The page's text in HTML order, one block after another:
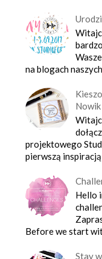
na blogach
Nowik
projektowego
pierwszą inspiracją
Hello
Before we start
Stay